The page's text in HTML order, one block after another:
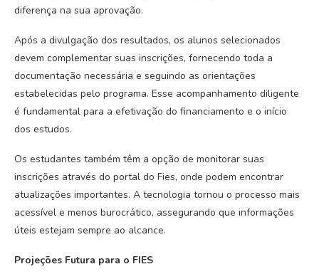
diferença na sua aprovação.
Após a divulgação dos resultados, os alunos selecionados
devem complementar suas inscrições, fornecendo toda a
documentação necessária e seguindo as orientações
estabelecidas pelo programa. Esse acompanhamento diligente
é fundamental para a efetivação do financiamento e o início
dos estudos.
Os estudantes também têm a opção de monitorar suas
inscrições através do portal do Fies, onde podem encontrar
atualizações importantes. A tecnologia tornou o processo mais
acessível e menos burocrático, assegurando que informações
úteis estejam sempre ao alcance.
Projeções Futura para o FIES